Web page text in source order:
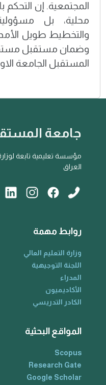
المجتمعية. إن
محلية، بل
والتخطيط طويل الأمد
وضمان مستقبل
المستقبل الجامعة
جامعة
مؤسسة تعليمية تابعة
العراق
روابط مهمة
وزارة التعليم العالي
اللجنة التوجيهية
المدراء
الأكاديميون
الكادر التدريسي
المواقع البحثية
Scopus
Research Gate
Google Scholar